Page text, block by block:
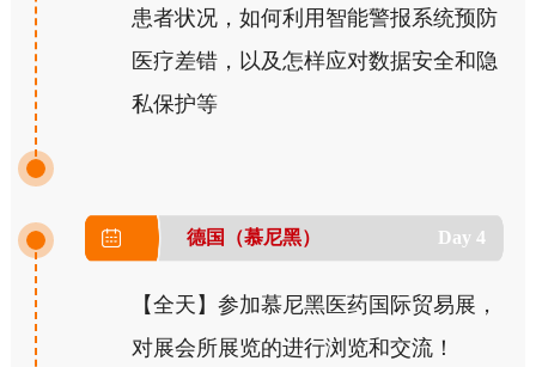
患者状况，如何利用智能警报系统预防
医疗差错，以及怎样应对数据安全和隐
私保护等
Day 4
德国（慕尼黑）
【全天】参加慕尼黑医药国际贸易展，
对展会所展览的进行浏览和交流！